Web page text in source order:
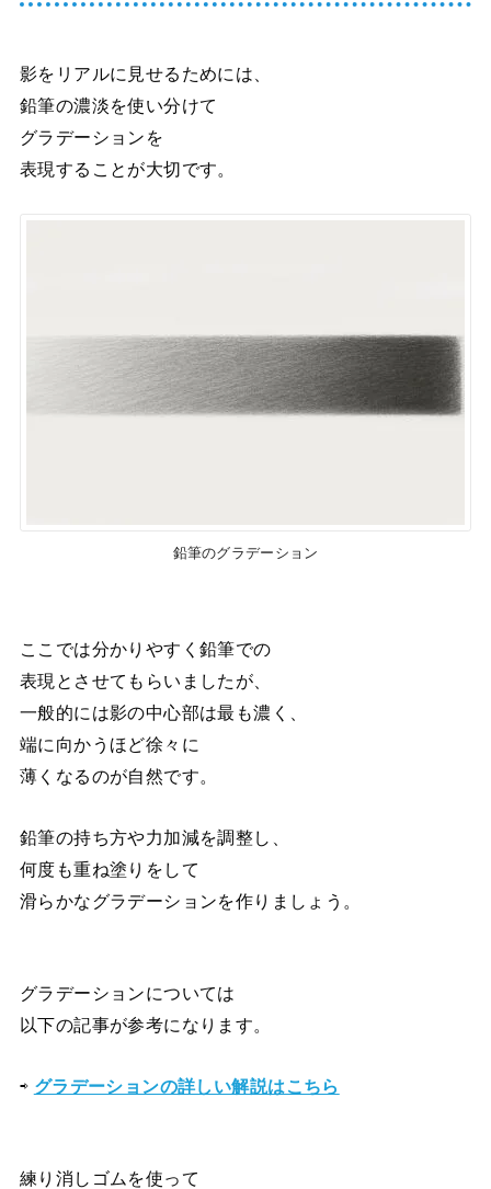
影をリアルに見せるためには、
鉛筆の濃淡を使い分けて
グラデーションを
表現することが大切です。
鉛筆のグラデーション
ここでは分かりやすく鉛筆での
表現とさせてもらいましたが、
一般的には影の中心部は最も濃く、
端に向かうほど徐々に
薄くなるのが自然です。
鉛筆の持ち方や力加減を調整し、
何度も重ね塗りをして
滑らかなグラデーションを作りましょう。
グラデーションについては
以下の記事が参考になります。
⇨ グラデーションの詳しい解説はこちら
練り消しゴムを使って